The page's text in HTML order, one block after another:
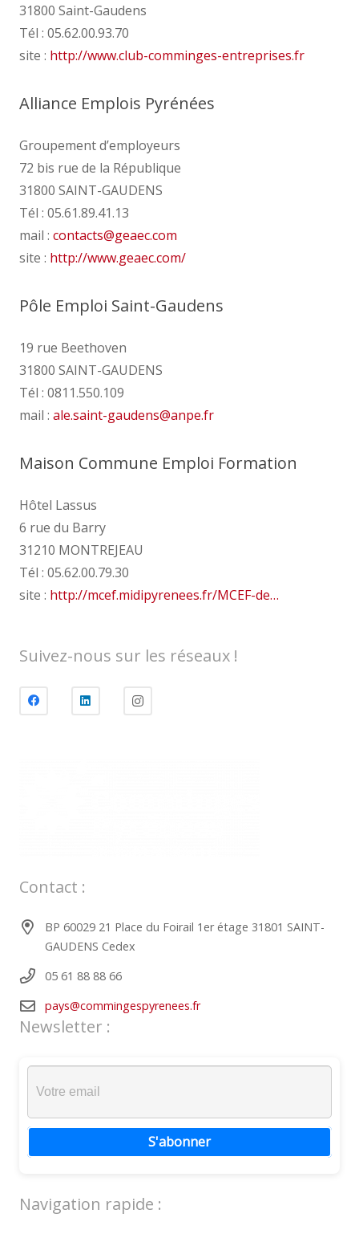
31800 Saint-Gaudens
Tél : 05.62.00.93.70
site : http://www.club-comminges-entreprises.fr
Alliance Emplois Pyrénées
Groupement d’employeurs
72 bis rue de la République
31800 SAINT-GAUDENS
Tél : 05.61.89.41.13
mail : contacts@geaec.com
site : http://www.geaec.com/
Pôle Emploi Saint-Gaudens
19 rue Beethoven
31800 SAINT-GAUDENS
Tél : 0811.550.109
mail : ale.saint-gaudens@anpe.fr
Maison Commune Emploi Formation
Hôtel Lassus
6 rue du Barry
31210 MONTREJEAU
Tél : 05.62.00.79.30
site : http://mcef.midipyrenees.fr/MCEF-de…
Suivez-nous sur les réseaux !
Contact :
BP 60029 21 Place du Foirail 1er étage 31801 SAINT-
GAUDENS Cedex
05 61 88 88 66
pays@commingespyrenees.fr
Newsletter :
S'abonner
Navigation rapide :